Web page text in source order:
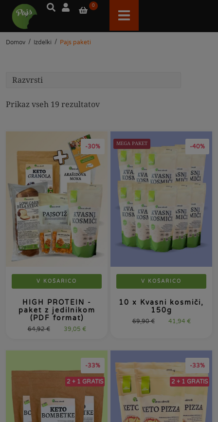
0
Domov / Izdelki / Pajs paketi
Prikaz vseh 19 rezultatov
-30%
V KOŠARICO
HIGH PROTEIN -
paket z jedilnikom
(PDF format)
64,92€ 39,05 €
-40%
MEGA PAKET
V KOŠARICO
10 x Kvasni kosmiči,
150g
69,90€ 41,94 €
-33%
2 + 1 GRATIS
-33%
2 + 1 GRATIS